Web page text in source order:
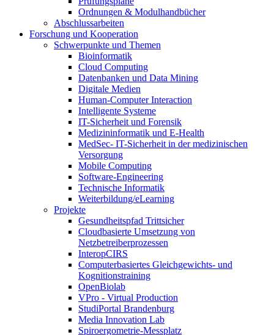
Ordnungen & Modulhandbücher
Abschlussarbeiten
Forschung und Kooperation
Schwerpunkte und Themen
Bioinformatik
Cloud Computing
Datenbanken und Data Mining
Digitale Medien
Human-Computer Interaction
Intelligente Systeme
IT-Sicherheit und Forensik
Medizininformatik und E-Health
MedSec- IT-Sicherheit in der medizinischen
Versorgung
Mobile Computing
Software-Engineering
Technische Informatik
Weiterbildung/eLearning
Projekte
Gesundheitspfad Trittsicher
Cloudbasierte Umsetzung von
Netzbetreiberprozessen
InteropCIRS
Computerbasiertes Gleichgewichts- und
Kognitionstraining
OpenBiolab
VPro - Virtual Production
StudiPortal Brandenburg
Media Innovation Lab
Spiroergometrie-Messplatz